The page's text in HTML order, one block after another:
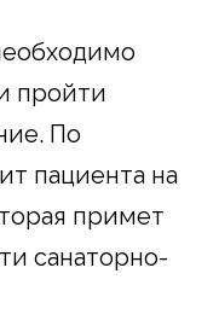
пройти
По
пациента на
примет
санаторно-